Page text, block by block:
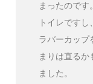
まったのです。
トイレですし
ラバーカップ
まりは直る
ました。